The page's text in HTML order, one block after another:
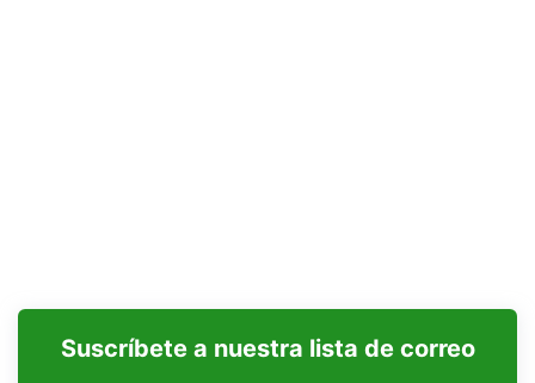
Suscríbete a nuestra lista de correo